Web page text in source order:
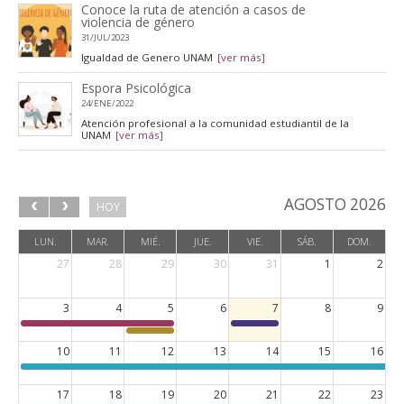
Conoce la ruta de atención a casos de
violencia de género
31/JUL/2023
Igualdad de Genero UNAM [ver más]
Espora Psicológica
24/ENE/2022
Atención profesional a la comunidad estudiantil de la
UNAM [ver más]
HOY AGOSTO 2026
LUN. MAR. MIÉ. JUE. VIE. SÁB. DOM.
27 28 29 30 31 1 2
3 4 5 6 7 8 9
10 11 12 13 14 15 16
17 18 19 20 21 22 23